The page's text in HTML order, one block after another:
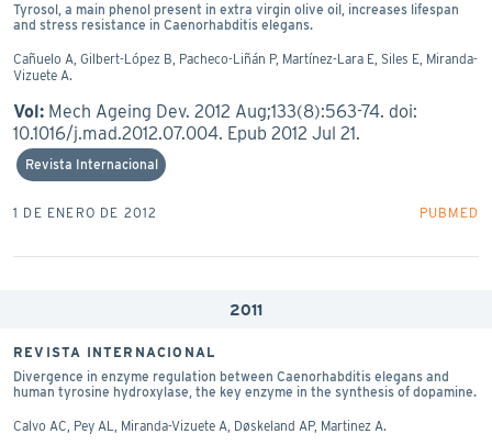
Tyrosol, a main phenol present in extra virgin olive oil, increases lifespan
and stress resistance in Caenorhabditis elegans.
Cañuelo A, Gilbert-López B, Pacheco-Liñán P, Martí­nez-Lara E, Siles E, Miranda-
Vizuete A.
Vol: Mech Ageing Dev. 2012 Aug;133(8):563-74. doi:
10.1016/j.mad.2012.07.004. Epub 2012 Jul 21.
Revista Internacional
1 DE ENERO DE 2012 PUBMED
2011
REVISTA INTERNACIONAL
Divergence in enzyme regulation between Caenorhabditis elegans and
human tyrosine hydroxylase, the key enzyme in the synthesis of dopamine.
Calvo AC, Pey AL, Miranda-Vizuete A, Døskeland AP, Martinez A.